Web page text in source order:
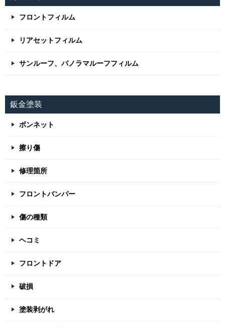
フロントフィルム
リアセットフィルム
サンルーフ、パノラマルーフフィルム
鈑金塗装
ボンネット
擦り傷
修理箇所
フロントバンパー
傷の種類
ヘコミ
フロントドア
破損
塗装剥がれ